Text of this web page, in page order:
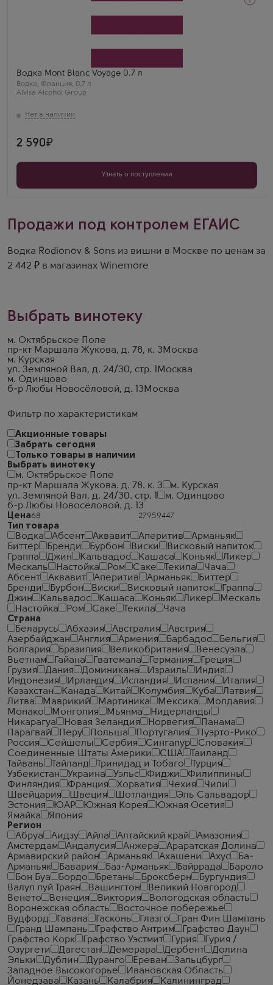
Фильтр по характеристикам
Акционные товары
Забрать сегодня
Только товары в наличии
Выбрать винотеку
м. Октябрьское Поле
пр-кт Маршала Жукова. д. 78. к. 3
м. Курская
ул. Земляной Вал. д. 24/30. стр. 1
м. Одинцово
б-р Любы Новосёловой. д. 13
Цена
Тип товара
Водка
Абсент Аквавит Аперитив
Арманьяк
Биттер
Бренди Бурбон Виски
Висковый напиток
Граппа
Джин Кальвадос Кашаса Коньяк
Ликер
Мескаль
Настойка Ром Саке Текила
Чача
Абсент
Аквавит Аперитив Арманьяк
Биттер
Бренди
Бурбон Виски Висковый напиток
Граппа
Джин
Кальвадос Кашаса Коньяк Ликер
Мескаль
Настойка
Ром Саке Текила
Чача
Страна
Беларусь
Абхазия Австралия
Австрия
Азербайджан
Англия Армения Барбадос
Бельгия
Болгария
Бразилия Великобритания
Венесуэла
Вьетнам
Гайана Гватемала Германия
Греция
Грузия
Дания Доминикана Израиль
Индия
Индонезия
Ирландия Исландия Испания
Италия
Казахстан
Канада Китай Колумбия Куба
Латвия
Литва
Маврикий Мартиника Мексика
Молдавия
Монако
Монголия Мьянма
Нидерланды
Никарагуа
Новая Зеландия Норвегия
Панама
Парагвай
Перу Польша Португалия
Пуэрто-Рико
Россия
Сейшелы Сербия Сингапур
Словакия
Соединенные Штаты Америки
США
Таиланд
Тайвань
Тайланд Тринидад и Тобаго
Турция
Узбекистан
Украина Уэльс Фиджи
Филиппины
Финляндия
Франция Хорватия Чехия
Чили
Швейцария
Швеция Шотландия
Эль Сальвадор
Эстония
ЮАР Южная Корея
Южная Осетия
Ямайка
Япония
Регион
Абруа
Аидзу Айла Алтайский край
Амазония
Амстердам
Андалусия Анжера
Араратская Долина
Армавирский район
Арманьяк Ахашени Ахус
Ба-
Арманьяк
Бавария Баз-Арманьяк Байррада
Бароло
Бон Буа
Бордо Бретань Броксберн
Бургундия
Валул луй Траян
Вашингтон
Великий Новгород
Венето
Венеция Виктория
Вологодская область
Воронежская область
Восточное побережье
Вудфорд
Гавана Гасконь Глазго
Гран Фин Шампань
Гранд Шампань
Графство Антрим
Графство Даун
Графство Корк
Графство Уэстмит Гурия
Гурия /
Озургети
Дагестан Демерара Дербент
Долина
Эльки
Дублин Дуранго Ереван
Зальцбург
Западное Высокогорье
Ивановская Область
Йонедзава
Казань Калабрия
Калининград
Водка Mont Blanc Voyage 0.7 л
Водка, Франция, 0,7 л
Alvisa Alcohol Group
2 590
Узнать о поступлении
Продажи под контролем ЕГАИС
Водка Rodionov & Sons из вишни в Москве по ценам за
2 442 ₽ в магазинах Winemore
Выбрать винотеку
м. Октябрьское Поле
пр-кт Маршала Жукова, д. 78, к. 3 Москва
м. Курская
ул. Земляной Вал, д. 24/30, стр. 1
Москва
м. Одинцово
б-р Любы Новосёловой, д. 13 Москва